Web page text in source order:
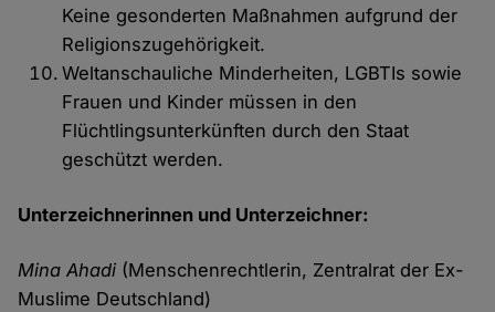
Keine gesonderten Maßnahmen aufgrund der
Religionszugehörigkeit.
Weltanschauliche Minderheiten, LGBTIs sowie
Frauen und Kinder müssen in den
Flüchtlingsunterkünften durch den Staat
geschützt werden.
Unterzeichnerinnen und Unterzeichner:
Mina Ahadi (Menschenrechtlerin, Zentralrat der Ex-
Muslime Deutschland)